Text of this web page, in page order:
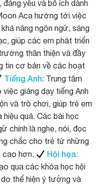
yêu và bổ ích dành
Aca hướng tới việc
năng ngôn ngữ, sáng
giúp các em phát triển
thân thiện và đầy
tin cơ bản về các hoạt
Tiếng Anh: Trung tâm
giảng dạy tiếng Anh
và trò chơi, giúp trẻ em
quả. Các bài học
chính là nghe, nói, đọc
chắc cho trẻ từ những
cao hơn.
Hội họa:
qua các khóa học hội
thể hiện ý tưởng và